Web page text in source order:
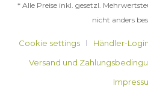
* Alle Preise inkl. gesetzl.
nicht anders
Cookie settings Händler-Login
Versand und